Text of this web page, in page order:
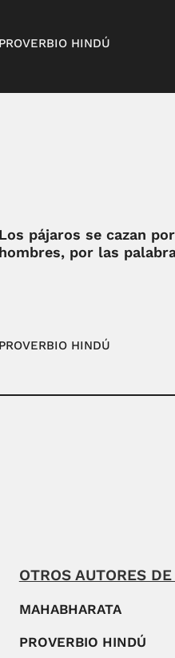
PROVERBIO HINDÚ
Los pájaros se cazan
hombres, por las
PROVERBIO HINDÚ
OTROS AUTORES
MAHABHARATA
PROVERBIO HINDÚ